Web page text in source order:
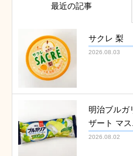
最近の記事
サクレ 梨
2026.08.03
明治ブルガ
ザート マス
2026.08.02